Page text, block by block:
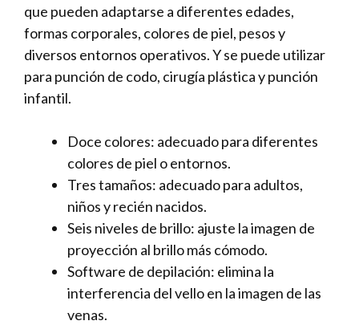
que pueden adaptarse a diferentes edades,
formas corporales, colores de piel, pesos y
diversos entornos operativos. Y se puede utilizar
para punción de codo, cirugía plástica y punción
infantil.
Doce colores: adecuado para diferentes
colores de piel o entornos.
Tres tamaños: adecuado para adultos,
niños y recién nacidos.
Seis niveles de brillo: ajuste la imagen de
proyección al brillo más cómodo.
Software de depilación: elimina la
interferencia del vello en la imagen de las
venas.